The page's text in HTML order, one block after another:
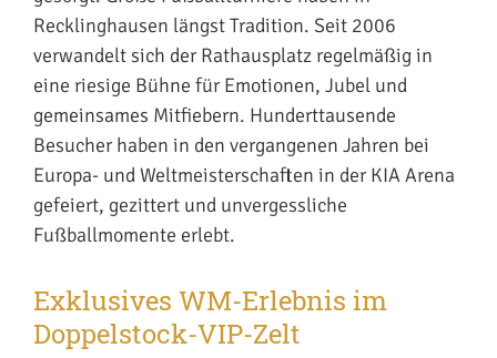
Recklinghausen längst Tradition. Seit 2006
verwandelt sich der Rathausplatz regelmäßig in
eine riesige Bühne für Emotionen, Jubel und
gemeinsames Mitfiebern. Hunderttausende
Besucher haben in den vergangenen Jahren bei
Europa- und Weltmeisterschaften in der KIA Arena
gefeiert, gezittert und unvergessliche
Fußballmomente erlebt.
Exklusives WM-Erlebnis im
Doppelstock-VIP-Zelt